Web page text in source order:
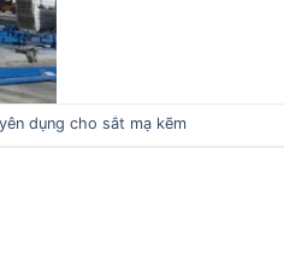
dụng cho sắt mạ kẽm